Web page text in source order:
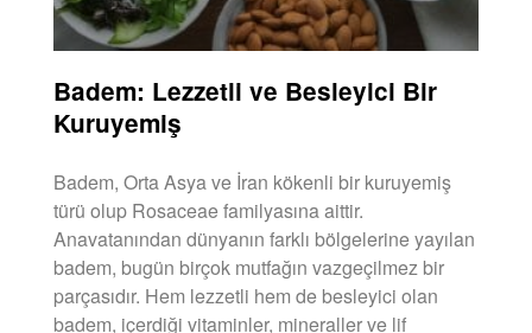
Badem: Lezzetli ve Besleyici Bir
Kuruyemiş
Badem, Orta Asya ve İran kökenli bir kuruyemiş
türü olup Rosaceae familyasına aittir.
Anavatanından dünyanın farklı bölgelerine yayılan
badem, bugün birçok mutfağın vazgeçilmez bir
parçasıdır. Hem lezzetli hem de besleyici olan
badem, içerdiği vitaminler, mineraller ve lif